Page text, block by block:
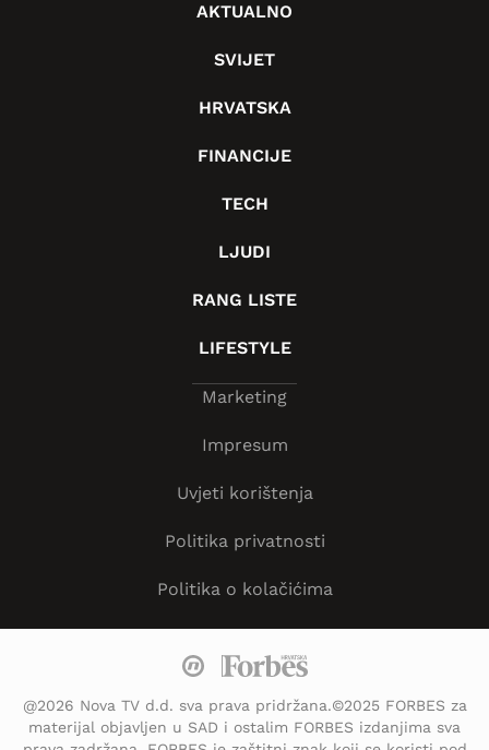
AKTUALNO
SVIJET
HRVATSKA
FINANCIJE
TECH
LJUDI
RANG LISTE
LIFESTYLE
Marketing
Impresum
Uvjeti korištenja
Politika privatnosti
Politika o kolačićima
@2026 Nova TV d.d. sva prava pridržana.©2025 FORBES za
materijal objavljen u SAD i ostalim FORBES izdanjima sva